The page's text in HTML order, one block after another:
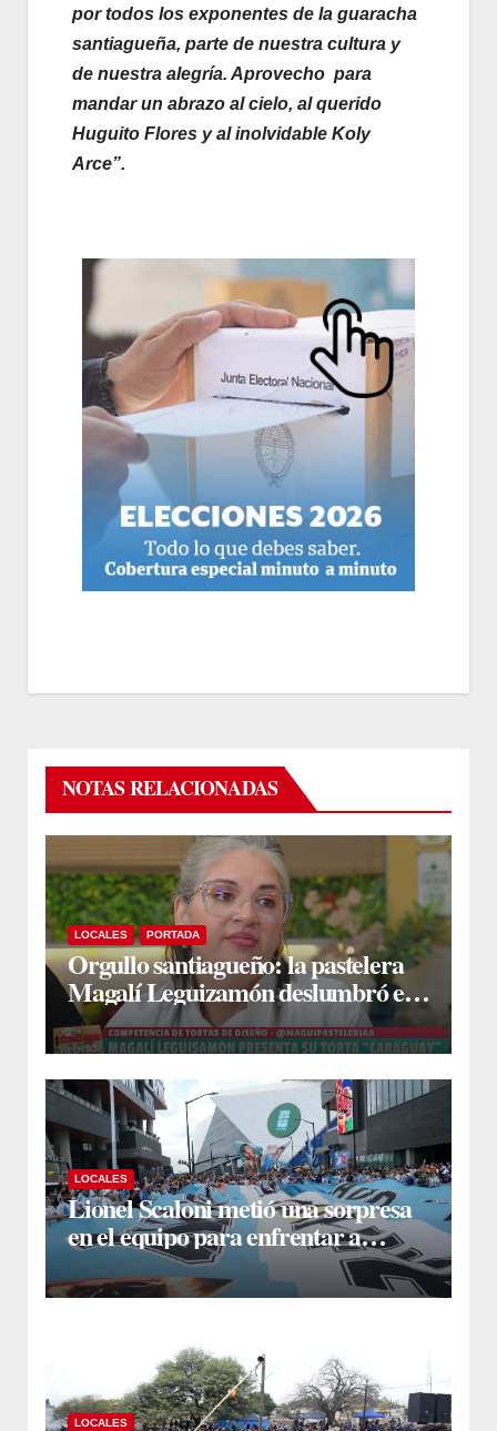
por todos los exponentes de la guaracha
santiagueña, parte de nuestra cultura y
de nuestra alegría. Aprovecho para
mandar un abrazo al cielo, al querido
Huguito Flores y al inolvidable Koly
Arce”.
NOTAS RELACIONADAS
LOCALES PORTADA
Orgullo santiagueño: la pastelera
Magalí Leguizamón deslumbró en
Canal 13 con su torta “Caraguay” y
ganó la competencia
LOCALES
Lionel Scaloni metió una sorpresa
en el equipo para enfrentar a
Inglaterra: Giuliano Simeone
reemplazará a Rodrigo De Paul
LOCALES